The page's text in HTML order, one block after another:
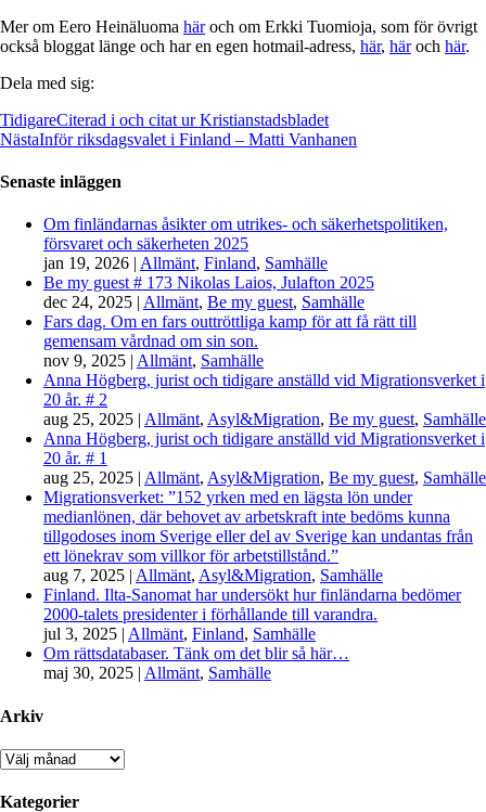
Mer om Eero Heinäluoma häroch om Erkki Tuomioja, som för övrigt
också bloggat länge och har en egen hotmail-adress, här, häroch här.
Dela med sig:
TidigareCiterad i och citat ur Kristianstadsbladet
NästaInför riksdagsvalet i Finland – Matti Vanhanen
Senaste inläggen
Om finländarnas åsikter om utrikes- och säkerhetspolitiken,
försvaret och säkerheten 2025
jan 19, 2026 | Allmänt, Finland, Samhälle
Be my guest # 173 Nikolas Laios, Julafton 2025
dec 24, 2025 | Allmänt, Be my guest, Samhälle
Fars dag. Om en fars outtröttliga kamp för att få rätt till
gemensam vårdnad om sin son.
nov 9, 2025 | Allmänt, Samhälle
Anna Högberg, jurist och tidigare anställd vid Migrationsverket i
20 år. # 2
aug 25, 2025 | Allmänt, Asyl&Migration, Be my guest, Samhälle
Anna Högberg, jurist och tidigare anställd vid Migrationsverket i
20 år. # 1
aug 25, 2025 | Allmänt, Asyl&Migration, Be my guest, Samhälle
Migrationsverket: ”152 yrken med en lägsta lön under
medianlönen, där behovet av arbetskraft inte bedöms kunna
tillgodoses inom Sverige eller del av Sverige kan undantas från
ett lönekrav som villkor för arbetstillstånd.”
aug 7, 2025 | Allmänt, Asyl&Migration, Samhälle
Finland. Ilta-Sanomat har undersökt hur finländarna bedömer
2000-talets presidenter i förhållande till varandra.
jul 3, 2025 | Allmänt, Finland, Samhälle
Om rättsdatabaser. Tänk om det blir så här…
maj 30, 2025 | Allmänt, Samhälle
Arkiv
Arkiv
Kategorier